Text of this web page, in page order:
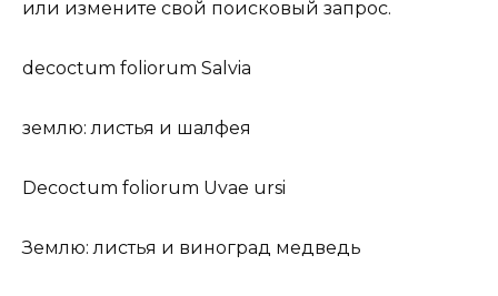
или измените свой поисковый запрос.
decoctum foliorum Salvia
землю: листья и шалфея
Decoctum foliorum Uvae ursi
Землю: листья и виноград медведь